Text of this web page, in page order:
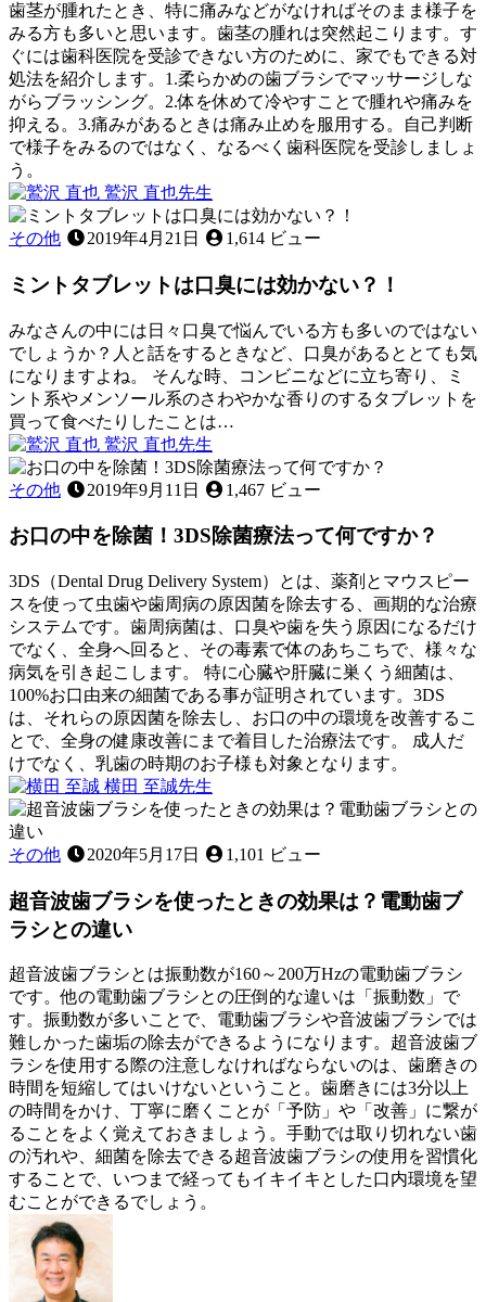
歯茎が腫れたとき、特に痛みなどがなければそのまま様子を
みる方も多いと思います。歯茎の腫れは突然起こります。す
ぐには歯科医院を受診できない方のために、家でもできる対
処法を紹介します。1.柔らかめの歯ブラシでマッサージしな
がらブラッシング。2.体を休めて冷やすことで腫れや痛みを
抑える。3.痛みがあるときは痛み止めを服用する。自己判断
で様子をみるのではなく、なるべく歯科医院を受診しましょ
う。
鷲沢 直也先生
歯
み
き,
ぐ
き
年
11
12
日
歯
茎
腫
た
と
き
に
家
で
で
き
こ
は
あ
る？
～
応
急
処
置
に
つ
い
て
～
その他 2019年4月21日 1,614 ビュー
ミントタブレットは口臭には効かない？！
みなさんの中には日々口臭で悩んでいる方も多いのではない
でしょうか？人と話をするときなど、口臭があるととても気
になりますよね。 そんな時、コンビニなどに立ち寄り、ミ
ント系やメンソール系のさわやかな香りのするタブレットを
買って食べたりしたことは…
鷲沢 直也先生
口
臭
年
10
27
日
ミ
ン
タ
レ
ッ
ト
は
口
臭
に
は
効
か
な
い？！
その他 2019年9月11日 1,467 ビュー
お口の中を除菌！3DS除菌療法って何ですか？
3DS（Dental Drug Delivery System）とは、薬剤とマウスピー
スを使って虫歯や歯周病の原因菌を除去する、画期的な治療
システムです。歯周病菌は、口臭や歯を失う原因になるだけ
でなく、全身へ回ると、その毒素で体のあちこちで、様々な
病気を引き起こします。 特に心臓や肝臓に巣くう細菌は、
100%お口由来の細菌である事が証明されています。3DS
は、それらの原因菌を除去し、お口の中の環境を改善するこ
とで、全身の健康改善にまで着目した治療法です。 成人だ
けでなく、乳歯の時期のお子様も対象となります。
横田 至誠先生
年
月
12
日
お
口
の
を
除
菌！
3DS
除
菌
療
法
っ
て
何
で
す
か？
その他 2020年5月17日 1,101 ビュー
超音波歯ブラシを使ったときの効果は？電動歯ブ
ラシとの違い
超音波歯ブラシとは振動数が160～200万Hzの電動歯ブラシ
です。他の電動歯ブラシとの圧倒的な違いは「振動数」で
す。振動数が多いことで、電動歯ブラシや音波歯ブラシでは
難しかった歯垢の除去ができるようになります。超音波歯ブ
ラシを使用する際の注意しなければならないのは、歯磨きの
時間を短縮してはいけないということ。歯磨きには3分以上
の時間をかけ、丁寧に磨くことが「予防」や「改善」に繋が
ることをよく覚えておきましょう。手動では取り切れない歯
の汚れや、細菌を除去できる超音波歯ブラシの使用を習慣化
することで、いつまで経ってもイキイキとした口内環境を望
むことができるでしょう。